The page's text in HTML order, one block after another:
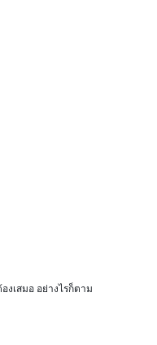
งเสมอ อย่างไรก็ตาม